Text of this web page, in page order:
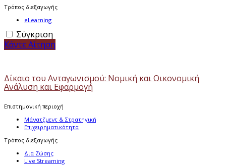
Τρόπος διεξαγωγής
eLearning
Σύγκριση
Κάντε Αίτηση
Δίκαιο του Ανταγωνισμού: Νομική και Οικονομική
Ανάλυση και Εφαρμογή
Επιστημονική περιοχή
Μάνατζμεντ & Στρατηγική
Επιχειρηματικότητα
Τρόπος διεξαγωγής
Δια Ζώσης
Live Streaming